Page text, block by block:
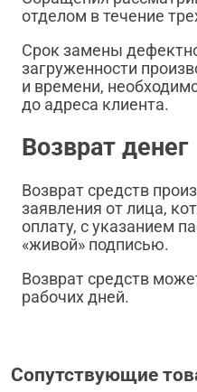
отделом в течение
Срок замены
загруженности
и времени,
до адреса клиента.
Возврат денег
Возврат средств
заявления от лица,
оплату, с указанием
«живой» подписью.
Возврат средств
рабочих дней.
Сопутствующие